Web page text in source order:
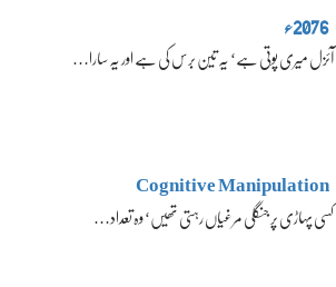
2076ء
آئزل میری پوتی ہے‘ یہ تین برس کی ہے اور یہ سارا…
Cognitive Manipulation
کسی پہاڑی پر جنگلی مرغیاں رہتی تھیں‘ وہ تعداد…